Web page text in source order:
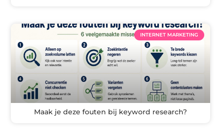
INTERNET MARKETING
Maak je deze fouten bij keyword research?